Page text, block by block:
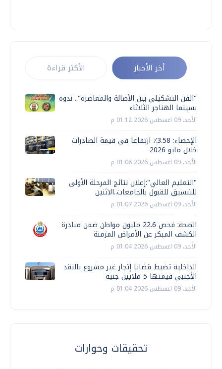
أخر الأخبار الأكثر قراءة
"الفن التشكيلي بين الأصالة والمعاصرة".. ندوة
بسينما الهناجر الثلاثاء
الأحد، 09 اغسطس 2026 01:12 م
الإحصاء: 3.58٪ ارتفاعا في قيمة الصادرات
خلال مايو 2026
الأحد، 09 اغسطس 2026 01:08 م
"التعليم العالي":إعلان نتائج المرحلة الأولى
للتنسيق للقبول بالجامعات..الاثنين
الأحد، 09 اغسطس 2026 01:07 م
الصحة: فحص 22.6 مليون مواطن ضمن مبادرة
الكشف المبكر عن الأمراض المزمنة
الأحد، 09 اغسطس 2026 01:04 م
الداخلية تضبط قضايا إتجار غير مشروع بالنقد
الأجنبي قيمتها 5 ملايين جنيه
الأحد، 09 اغسطس 2026 01:04 م
تحقيقات وحوارات